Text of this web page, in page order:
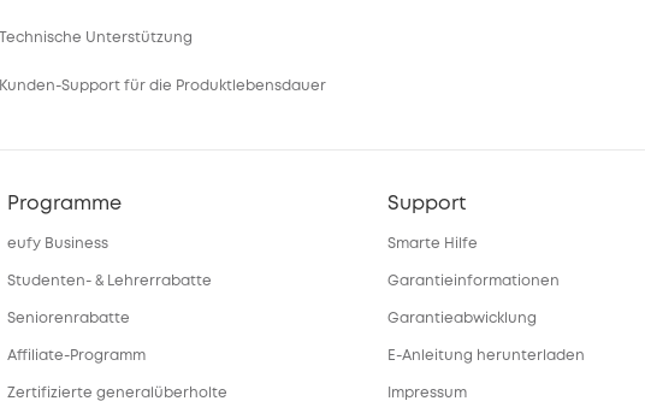
Technische Unterstützung
Kunden-Support für die Produktlebensdauer
Programme
eufy Business
Studenten- & Lehrerrabatte
Seniorenrabatte
Affiliate-Programm
Zertifizierte generalüberholte
Support
Smarte Hilfe
Garantieinformationen
Garantieabwicklung
E-Anleitung herunterladen
Impressum